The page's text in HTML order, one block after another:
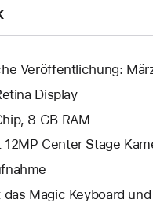
Veröffentlichung:
Display
8 GB RAM
Center Stage
Magic Keyboard